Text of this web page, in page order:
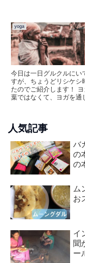
yoga
今日は一日グルクルにい
すが、ちょうどリシケシ
たのでご紹介します！
葉ではなくて、ヨガを通
人気記事
バ
の
の
ム
お
イ
聞
ー